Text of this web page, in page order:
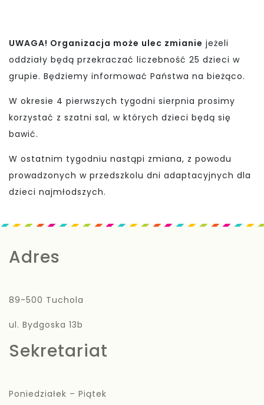
UWAGA! Organizacja może ulec zmianie jeżeli
oddziały będą przekraczać liczebność 25 dzieci w
grupie. Będziemy informować Państwa na bieżąco.
W okresie 4 pierwszych tygodni sierpnia prosimy
korzystać z szatni sal, w których dzieci będą się
bawić.
W ostatnim tygodniu nastąpi zmiana, z powodu
prowadzonych w przedszkolu dni adaptacyjnych dla
dzieci najmłodszych.
Adres
89-500 Tuchola
ul. Bydgoska 13b
Sekretariat
Poniedziałek – Piątek